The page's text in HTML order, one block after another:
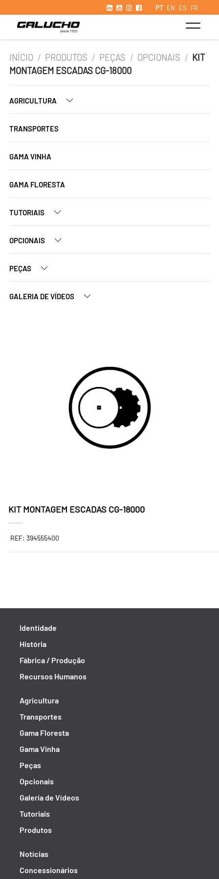
PT EN ES FR
INÍCIO / PRODUTOS / PEÇAS / OPCIONAIS / KIT
MONTAGEM ESCADAS CG-18000
AGRICULTURA
TRANSPORTES
GAMA VINHA
GAMA FLORESTA
TUTORIAIS
OPCIONAIS
PEÇAS
GALERIA DE VÍDEOS
KIT MONTAGEM ESCADAS CG-18000
REF: 394555400
Identidade
História
Fábrica / Produção
Recursos Humanos
Agricultura
Transportes
Gama Floresta
Gama Vinha
Peças
Opcionais
Galeria de Vídeos
Tutoriais
Produtos
Notícias
Concessionários